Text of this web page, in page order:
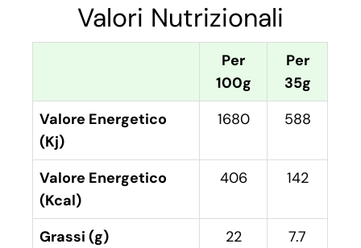
Valori Nutrizionali
Per
100g
Per
35g
Valore Energetico
(Kj)
1680 588
Valore Energetico
(Kcal)
406 142
Grassi (g) 22
7.7